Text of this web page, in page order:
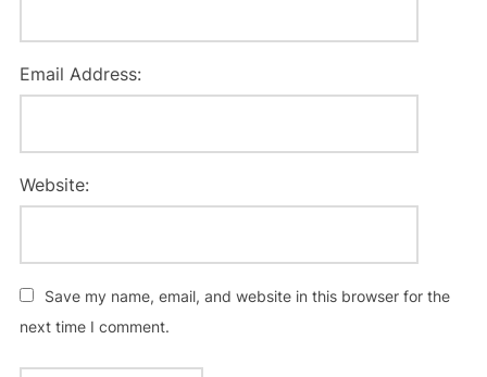
Email Address:
Website:
Save my name, email, and website in this browser for the
next time I comment.